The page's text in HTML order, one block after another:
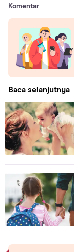
Komentar
Baca selanjutnya